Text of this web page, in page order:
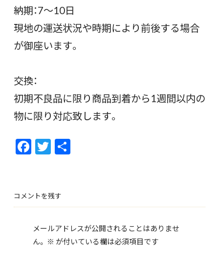
納期：7〜10日
現地の運送状況や時期により前後する場合
が御座います。
交換：
初期不良品に限り商品到着から1週間以内の
物に限り対応致します。
F
ac
b
o
o
k
T
w
er
コメントを残す
メールアドレスが公開されることはありませ
ん。 ※ が付いている欄は必須項目です